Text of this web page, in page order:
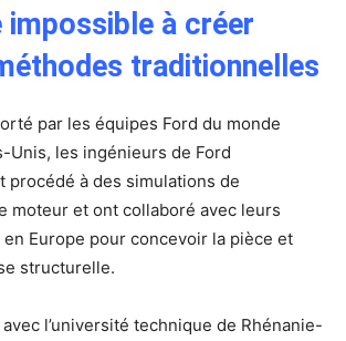
impossible à créer
traditionnelles
par les équipes Ford du monde
Unis, les ingénieurs de Ford
procédé à des simulations de
moteur et ont collaboré avec leurs
Europe pour concevoir la pièce et
structurelle.
l’université technique de Rhénanie-